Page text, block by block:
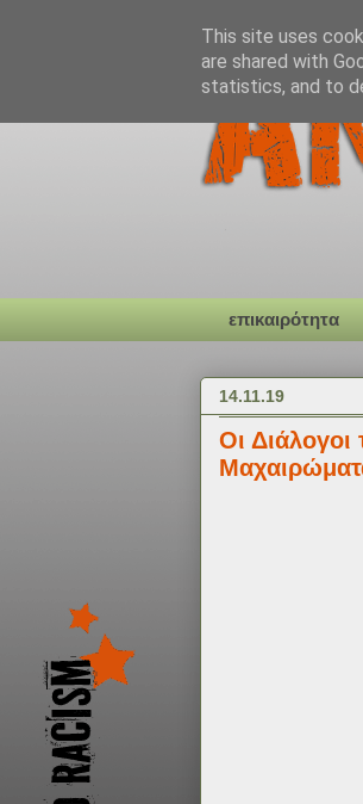
επικαιρότητα
14.11.19
Οι Διάλογοι
This site uses
are shared with
statistics, and to